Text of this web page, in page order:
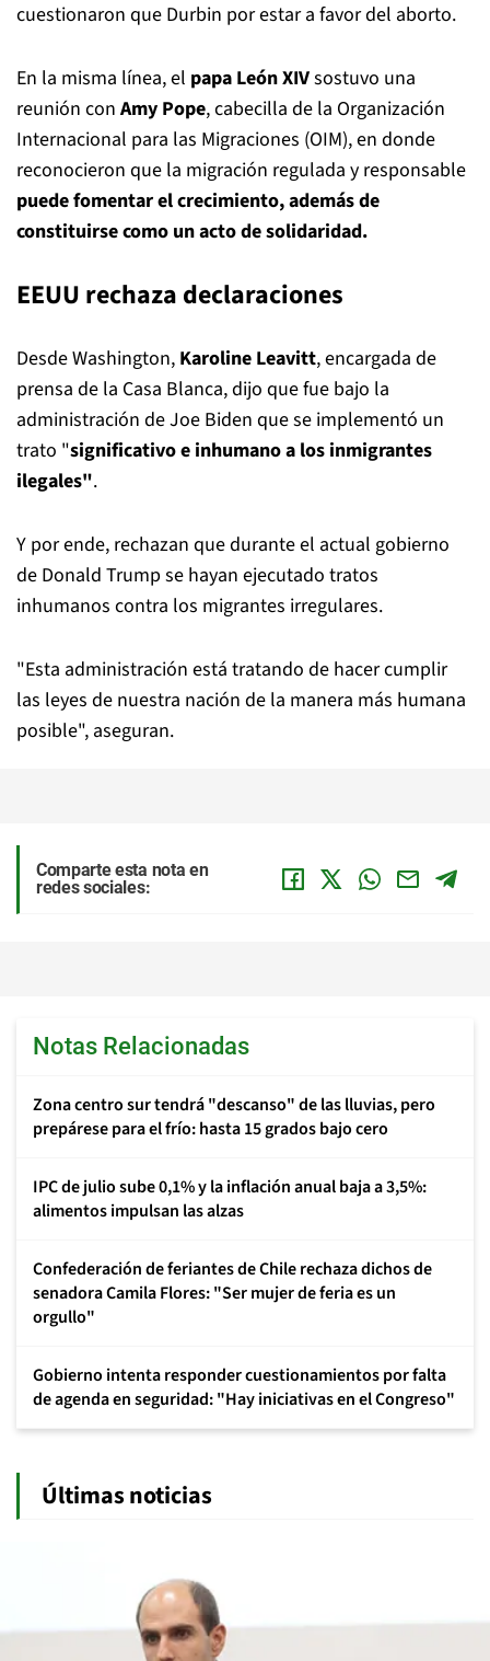
cuestionaron que Durbin por estar a favor del aborto.
En la misma línea, el papa León XIVsostuvo una
reunión con Amy Pope, cabecilla de la Organización
Internacional para las Migraciones (OIM), en donde
reconocieron que la migración regulada y responsable
puede fomentar el crecimiento, además de
constituirse como un acto de solidaridad.
EEUU rechaza declaraciones
Desde Washington, Karoline Leavitt, encargada de
prensa de la Casa Blanca, dijo que fue bajo la
administración de Joe Biden que se implementó un
trato "significativo e inhumano a los inmigrantes
ilegales".
Y por ende, rechazan que durante el actual gobierno
de Donald Trump se hayan ejecutado tratos
inhumanos contra los migrantes irregulares.
"Esta administración está tratando de hacer cumplir
las leyes de nuestra nación de la manera más humana
posible", aseguran.
Comparte esta nota en
redes sociales:
Notas Relacionadas
Zona centro sur tendrá "descanso" de las lluvias, pero
prepárese para el frío: hasta 15 grados bajo cero
IPC de julio sube 0,1% y la inflación anual baja a 3,5%:
alimentos impulsan las alzas
Confederación de feriantes de Chile rechaza dichos de
senadora Camila Flores: "Ser mujer de feria es un
orgullo"
Gobierno intenta responder cuestionamientos por falta
de agenda en seguridad: "Hay iniciativas en el Congreso"
Últimas noticias